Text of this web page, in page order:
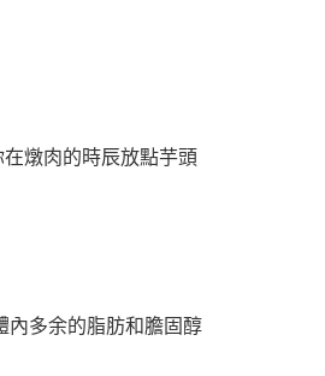
燉肉的時辰放點芋頭
內多余的脂肪和膽固醇